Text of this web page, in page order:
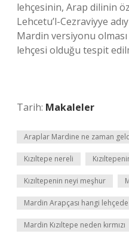
lehçesinin, Arap dilinin
Lehcetu’l-Cezraviyye
Mardin versiyonu
lehçesi olduğu tespit
Tarih: Makaleler
Araplar Mardine ne zaman
Kızıltepe nereli
Kızıltepenin neyi meşhur
Mardin Arapçası hangi lehçede
Mardin Kızıltepe neden kırmızı